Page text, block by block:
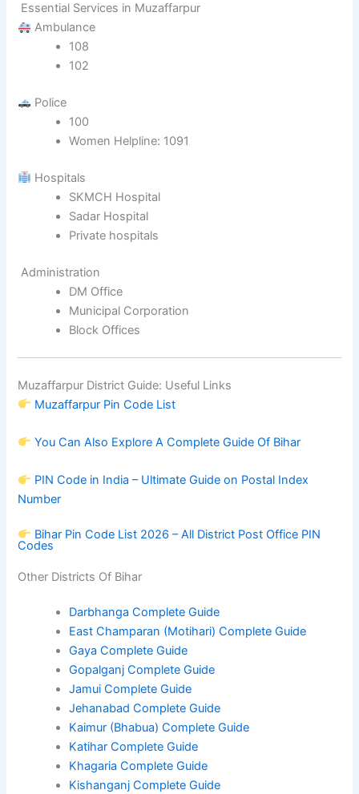
Essential Services in Muzaffarpur
Ambulance
108
102
Police
100
Women Helpline: 1091
Hospitals
SKMCH Hospital
Sadar Hospital
Private hospitals
Administration
DM Office
Municipal Corporation
Block Offices
Muzaffarpur District Guide: Useful Links
Muzaffarpur Pin Code List
You Can Also Explore A Complete Guide Of Bihar
PIN Code in India – Ultimate Guide on Postal Index
Number
Bihar Pin Code List 2026 – All District Post Office PIN
Codes
Other Districts Of Bihar
Darbhanga Complete Guide
East Champaran (Motihari) Complete Guide
Gaya Complete Guide
Gopalganj Complete Guide
Jamui Complete Guide
Jehanabad Complete Guide
Kaimur (Bhabua) Complete Guide
Katihar Complete Guide
Khagaria Complete Guide
Kishanganj Complete Guide